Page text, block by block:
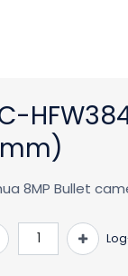
8MP Bullet